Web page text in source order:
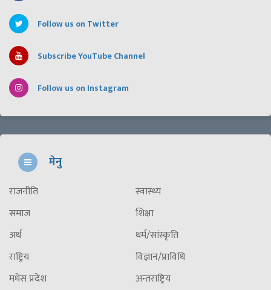
Follow us on Twitter
Subscribe YouTube Channel
Follow us on Instagram
मेनु
राजनीति
समाज
अर्थ
राष्ट्रिय
मधेस प्रदेश
स्वास्थ्य
शिक्षा
धर्म/सांस्कृति
विज्ञान/प्राविधि
अन्तराष्ट्रिय